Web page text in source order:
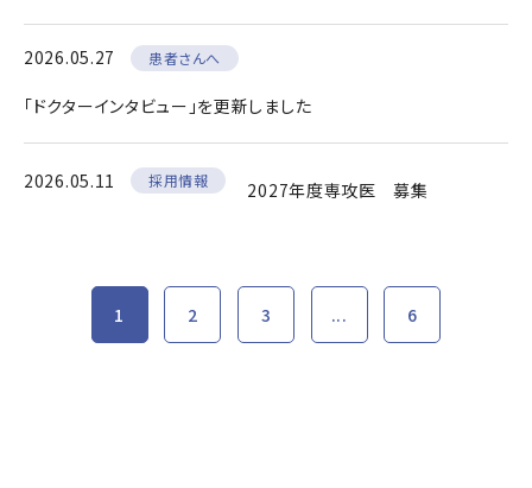
2026.05.27 患者さんへ
「ドクターインタビュー」を更新しました
2026.05.11 採用情報 2027年度専攻医 募集
1 2 3 ... 6